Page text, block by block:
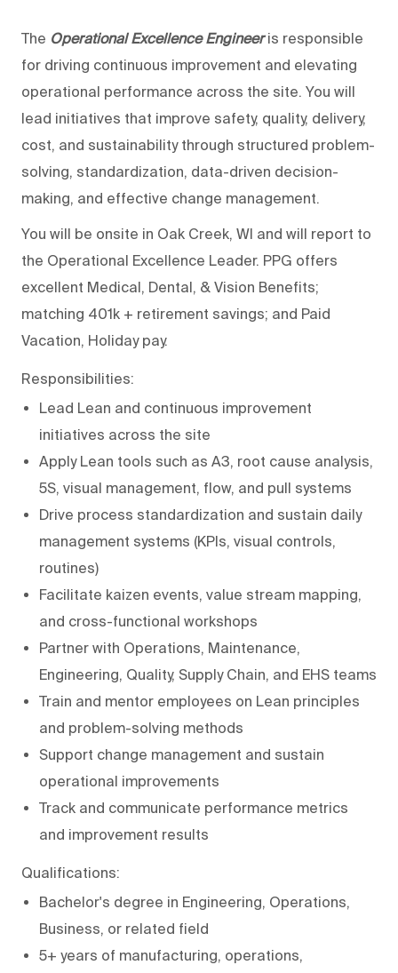
The Operational Excellence Engineer is responsible
for driving continuous improvement and elevating
operational performance across the site. You will
lead initiatives that improve safety, quality, delivery,
cost, and sustainability through structured problem-
solving, standardization, data-driven decision-
making, and effective change management.
You will be onsite in Oak Creek, WI and will report to
the Operational Excellence Leader. PPG offers
excellent Medical, Dental, & Vision Benefits;
matching 401k + retirement savings; and Paid
Vacation, Holiday pay.
Responsibilities:
Lead Lean and continuous improvement
initiatives across the site
Apply Lean tools such as A3, root cause analysis,
5S, visual management, flow, and pull systems
Drive process standardization and sustain daily
management systems (KPIs, visual controls,
routines)
Facilitate kaizen events, value stream mapping,
and cross-functional workshops
Partner with Operations, Maintenance,
Engineering, Quality, Supply Chain, and EHS teams
Train and mentor employees on Lean principles
and problem-solving methods
Support change management and sustain
operational improvements
Track and communicate performance metrics
and improvement results
Qualifications:
Bachelor's degree in Engineering, Operations,
Business, or related field
5+ years of manufacturing, operations,